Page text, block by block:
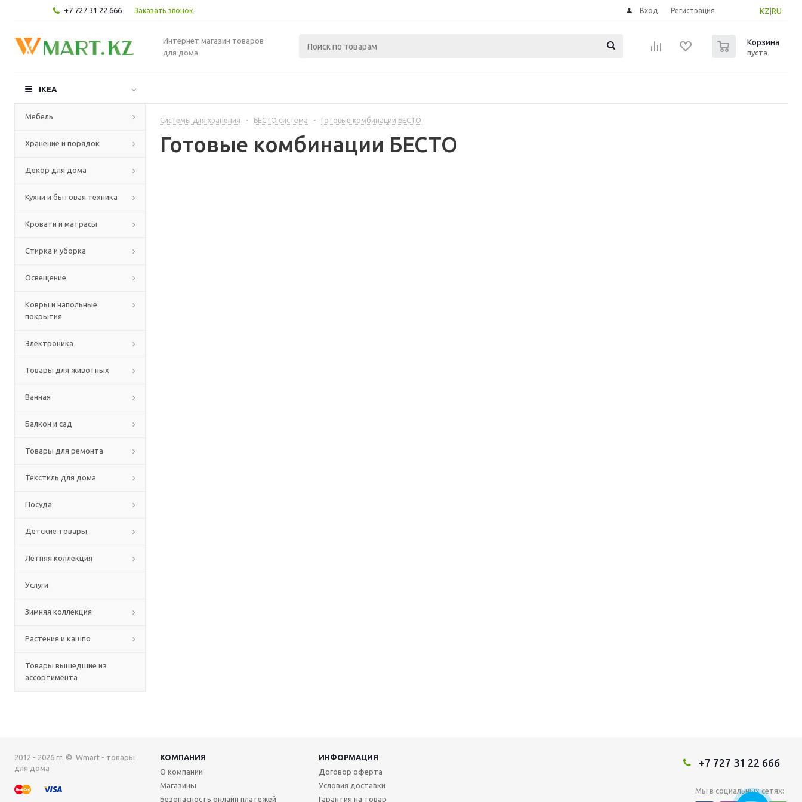
+7 727 31 22 666 Заказать звонок KZ RU
Вход Регистрация
Интернет магазин товаров
для дома
Корзина
пуста
IKEA
Мебель
Хранение и порядок
Декор для дома
Кухни и бытовая техника
Кровати и матрасы
Стирка и уборка
Освещение
Ковры и напольные
покрытия
Электроника
Товары для животных
Ванная
Балкон и сад
Товары для ремонта
Текстиль для дома
Посуда
Детские товары
Летняя коллекция
Услуги
Зимняя коллекция
Растения и кашпо
Товары вышедшие из
ассортимента
Системы для хранения - БЕСТО система - Готовые комбинации БЕСТО
Готовые комбинации БЕСТО
2012 - 2026 гг. © Wmart - товары
для дома
КОМПАНИЯ
ИНФОРМАЦИЯ
О компании
Магазины
Безопасность онлайн платежей
Договор оферта
Условия доставки
Гарантия на товар
+7 727 31 22 666
Мы в социальных сетях: